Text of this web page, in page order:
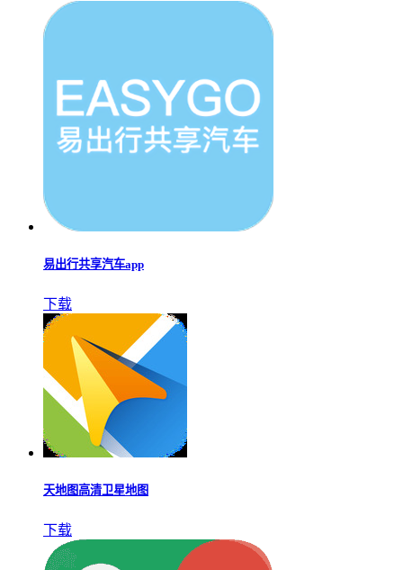
易出行共享汽车app
下载
天地图高清卫星地图
下载